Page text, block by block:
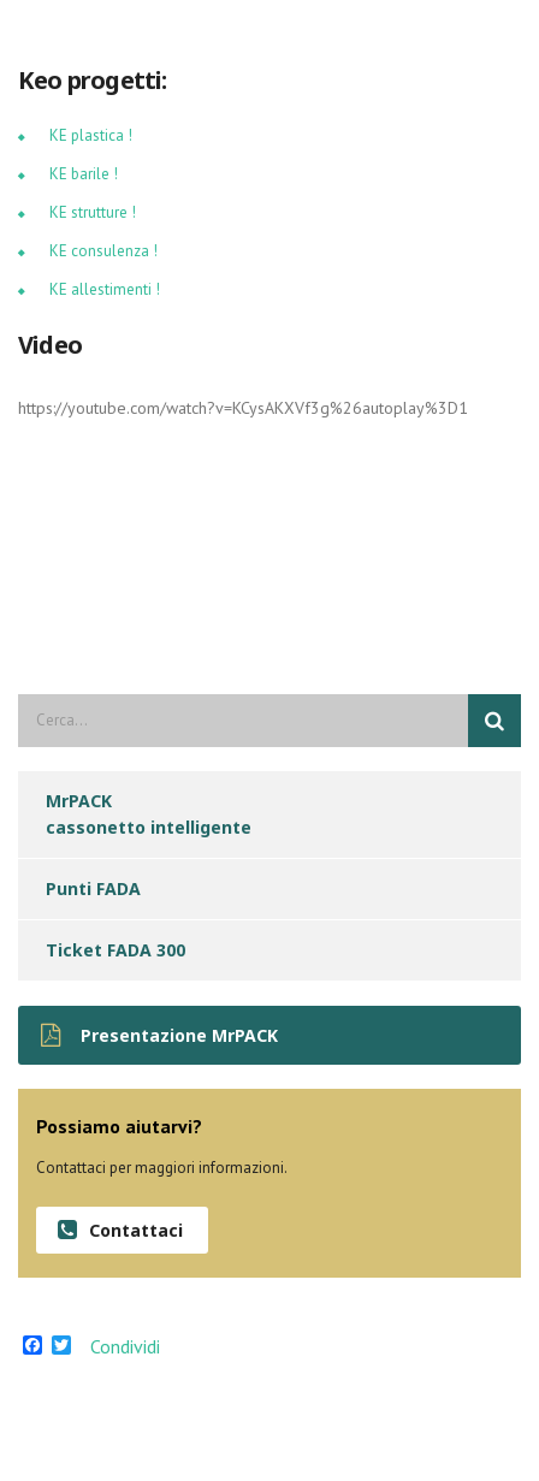
Keo progetti:
KE plastica !
KE barile !
KE strutture !
KE consulenza !
KE allestimenti !
Video
https://youtube.com/watch?v=KCysAKXVf3g%26autoplay%3D1
MrPACK
cassonetto intelligente
Punti FADA
Ticket FADA 300
Presentazione MrPACK
Possiamo aiutarvi?
Contattaci per maggiori informazioni.
Contattaci
Facebook
Twitter
Condividi